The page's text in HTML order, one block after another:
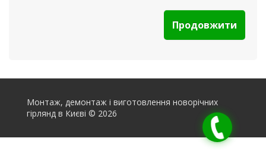
Продовжити
Монтаж, демонтаж і виготовлення новорічних
гірлянд в Києві © 2026